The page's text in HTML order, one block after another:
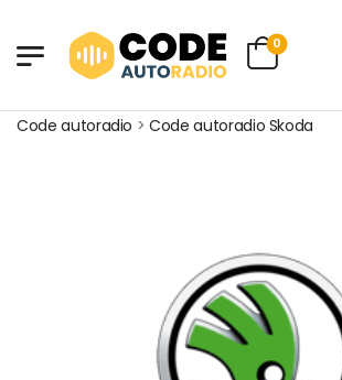
0
Code autoradio >Code autoradio Skoda